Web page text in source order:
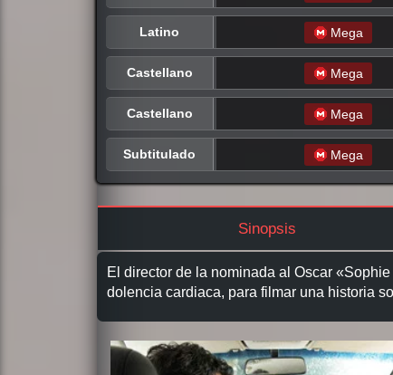
Latino Mega
Castellano Mega
Castellano Mega
Subtitulado Mega
Sinopsis
El director de la nominada al Oscar
dolencia cardiaca, para filmar una historia